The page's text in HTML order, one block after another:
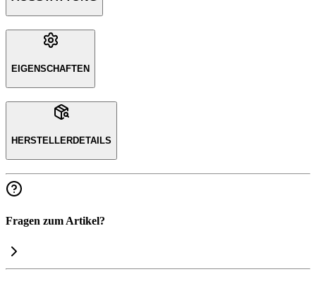
EIGENSCHAFTEN
HERSTELLERDETAILS
Fragen zum Artikel?